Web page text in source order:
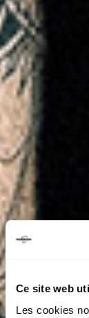
Ce site web
Les cookies